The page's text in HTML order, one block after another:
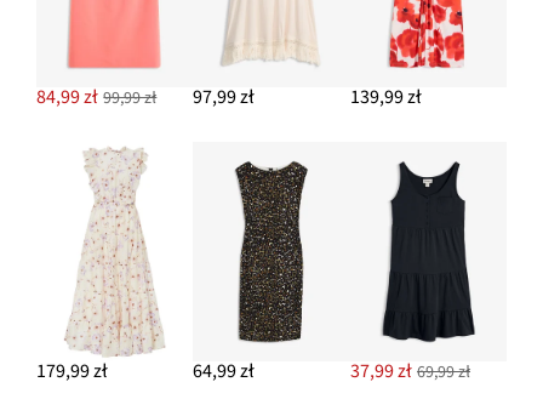
84,99 zł 99,99 zł 97,99 zł 139,99 zł
179,99 zł 64,99 zł 37,99 zł 69,99 zł